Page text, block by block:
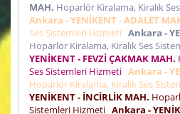
MAH. Hoparlör Kiralama, Kiralık
Ankara - YENİKENT - ADALET
Ses Sistemleri Hizmeti Ankara -
Hoparlör Kiralama, Kiralık Ses
YENİKENT - FEVZİ ÇAKMAK MAH.
Ses Sistemleri Hizmeti Ankara -
Hoparlör Kiralama, Kiralık Ses
YENİKENT - İNCİRLİK MAH.
Sistemleri Hizmeti Ankara -